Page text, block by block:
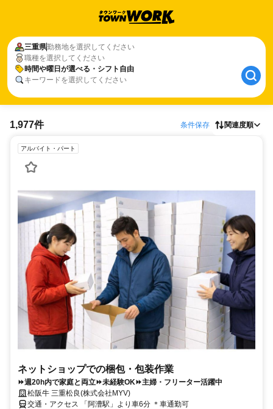
三重県勤務地を選択してください
職種を選択してください
時間や曜日が選べる・シフト自由
キーワードを選択してください
1,977件 条件保存 関連度順
アルバイト・パート
ネットショップでの梱包・包装作業
⏩週20h内で家庭と両立⏩未経験OK⏩主婦・フリーター活躍中
松阪牛 三重松良(株式会社MYV)
交通・アクセス 「阿漕駅」より車6分 ＊車通勤可